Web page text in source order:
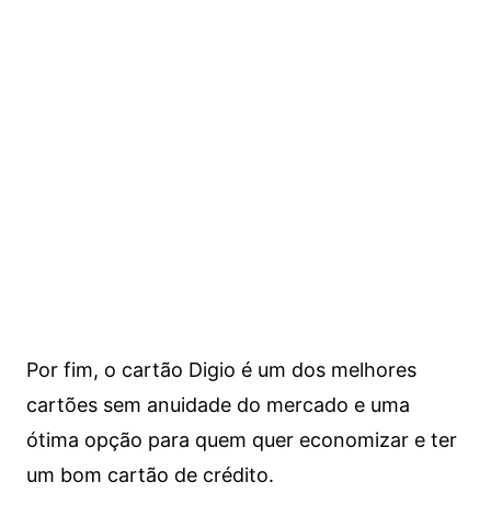
Por fim, o cartão Digio é um dos melhores
cartões sem anuidade do mercado e uma
ótima opção para quem quer economizar e ter
um bom cartão de crédito.